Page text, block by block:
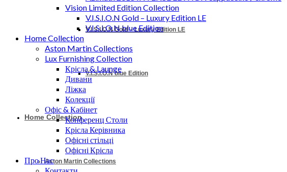
V.I.S.I.O.N Gold – Luxury Edition LE
V.I.S.I.O.N blue Edition
Home Collection
Aston Martin Collections
Vision Limited Edition Collection
V.I.S.I.O.N Gold – Luxury Edition LE
V.I.S.I.O.N blue Edition
Home Collection
Aston Martin Collections
Lux Furnishing Collection
Крісла & Launge
Дивани
Ліжка
Колекції
Офіс & Кабінет
Конференц Столи
Крісла Керівника
Офісні стільці
Офісні Крісла
Про Нас